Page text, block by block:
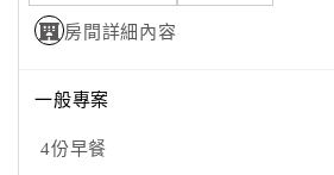
利
查
訂
房間詳細內容
一般專案
4份早餐